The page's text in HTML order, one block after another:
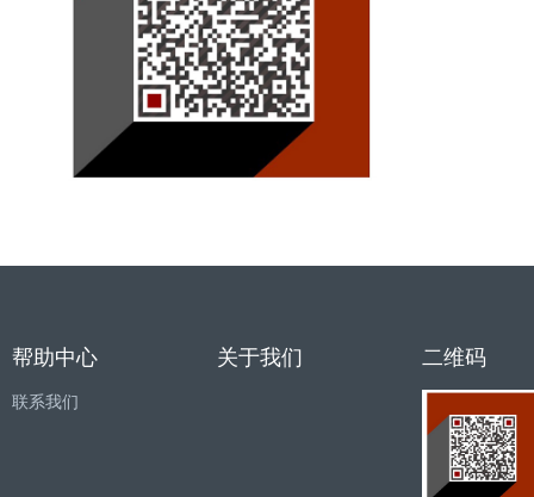
帮助中心
联系我们
关于我们 二维码